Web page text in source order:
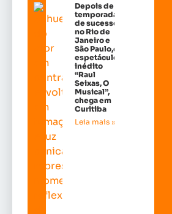
Depois de
temporadas
de sucesso
no Rio de
Janeiro e
São Paulo,o
espetáculo
inédito
“Raul
Seixas, O
Musical”,
chega em
Curitiba
Leia mais »